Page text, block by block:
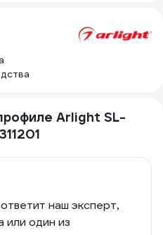
Arlight SL-
наш эксперт,
или один из